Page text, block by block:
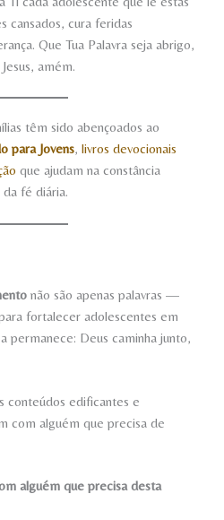
cansados, cura feridas
Que Tua Palavra seja abrigo,
amém.
têm sido abençoados ao
para Jovens,livros devocionais
que ajudam na constância
fé diária.
não são apenas palavras —
fortalecer adolescentes em
permanece: Deus caminha junto,
conteúdos edificantes e
com alguém que precisa de
alguém que precisa desta